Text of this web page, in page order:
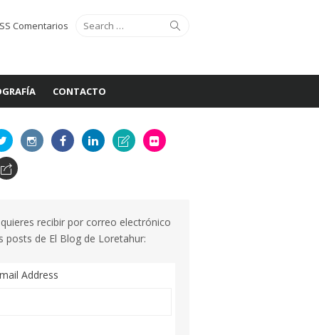
Search
for:
Comentarios
CONTACTO
recibir por correo electrónico
posts de El Blog de Loretahur:
Address